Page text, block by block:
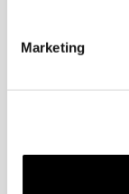
Marketing